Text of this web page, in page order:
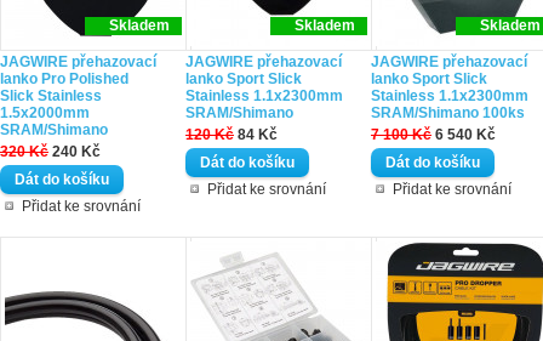
Skladem
JAGWIRE přehazovací
lanko Pro Polished
Slick Stainless
1.5x2000mm
SRAM/Shimano
320 Kč 240 Kč
Přidat ke srovnání
Skladem
JAGWIRE přehazovací
lanko Sport Slick
Stainless 1.1x2300mm
SRAM/Shimano
120 Kč 84 Kč
Přidat ke srovnání
Skladem
JAGWIRE přehazovací
lanko Sport Slick
Stainless 1.1x2300mm
SRAM/Shimano 100ks
7 100 Kč 6 540 Kč
Přidat ke srovnání